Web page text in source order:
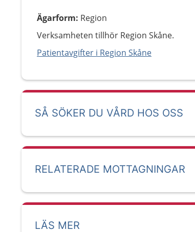
Ägarform: Region
Verksamheten tillhör Region Skåne.
Patientavgifter i Region Skåne
SÅ SÖKER DU VÅRD HOS OSS
RELATERADE MOTTAGNINGAR
LÄS MER